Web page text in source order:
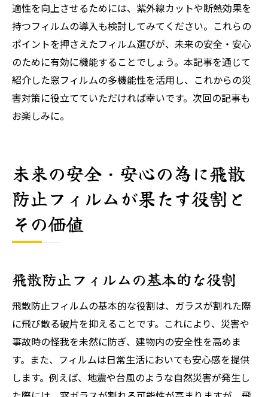
適性を向上させるためには、紫外線カットや断熱効果を
持つフィルムの導入も検討してみてください。これらの
ポイントを押さえたフィルム選びが、未来の安全・安心
のために有効に機能することでしょう。本記事を通じて
紹介した窓フィルムの多機能性を活用し、これからの災
害対策に役立てていただければ幸いです。次回の記事も
お楽しみに。
未来の安全・安心の為に飛散
防止フィルムが果たす役割と
その価値
飛散防止フィルムの基本的な役割
飛散防止フィルムの基本的な役割は、ガラスが割れた際
に飛び散る破片を抑えることです。これにより、災害や
事故時の怪我を未然に防ぎ、建物内の安全性を高めま
す。また、フィルムは日常生活においても安心感を提供
します。例えば、地震や台風のような自然災害が発生し